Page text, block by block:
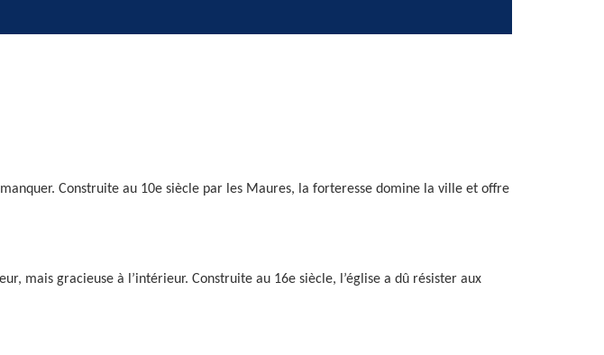
Construite au 10e siècle par les Maures, la forteresse domine la ville et offre
mais gracieuse à l’intérieur. Construite au 16e siècle, l’église a dû résister aux